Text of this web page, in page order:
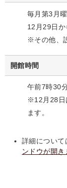
毎月第3月
12月29日
※その他、
開館時間
午前7時30
※12月28日
ます。
詳細について
ンドウが開き